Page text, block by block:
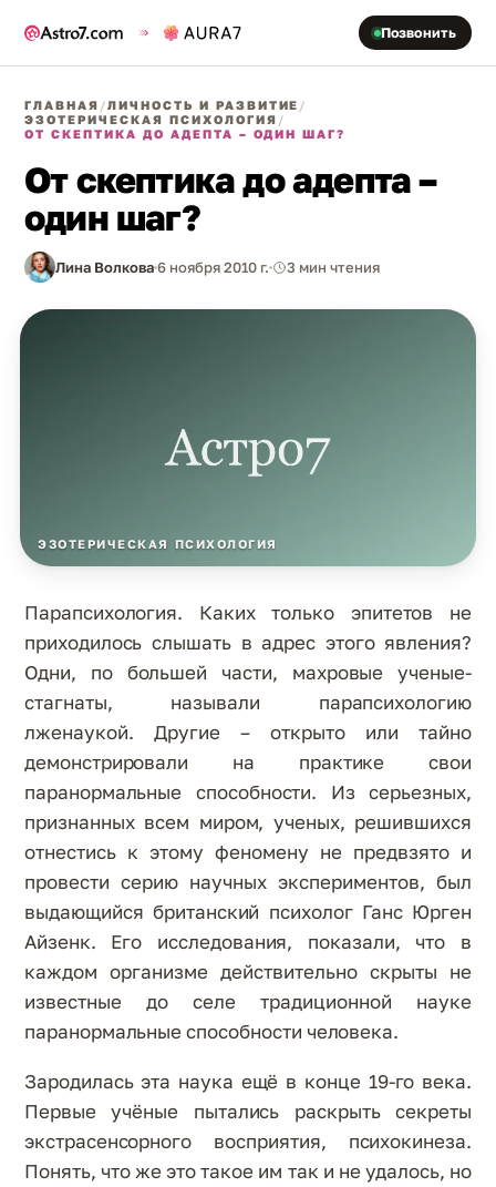
Позвонить
ГЛАВНАЯ /ЛИЧНОСТЬ И РАЗВИТИЕ /
ЭЗОТЕРИЧЕСКАЯ ПСИХОЛОГИЯ /
ОТ СКЕПТИКА ДО АДЕПТА – ОДИН ШАГ?
От скептика до адепта –
один шаг?
Лина Волкова6 ноября 2010 г. 3 мин чтения
ЭЗОТЕРИЧЕСКАЯ ПСИХОЛОГИЯ
Парапсихология. Каких только эпитетов не
приходилось слышать в адрес этого явления?
Одни, по большей части, махровые ученые-
стагнаты, называли парапсихологию
лженаукой. Другие – открыто или тайно
демонстрировали на практике свои
паранормальные способности. Из серьезных,
признанных всем миром, ученых, решившихся
отнестись к этому феномену не предвзято и
провести серию научных экспериментов, был
выдающийся британский психолог Ганс Юрген
Айзенк. Его исследования, показали, что в
каждом организме действительно скрыты не
известные до селе традиционной науке
паранормальные способности человека.
Зародилась эта наука ещё в конце 19-го века.
Первые учёные пытались раскрыть секреты
экстрасенсорного восприятия, психокинеза.
Понять, что же это такое им так и не удалось, но